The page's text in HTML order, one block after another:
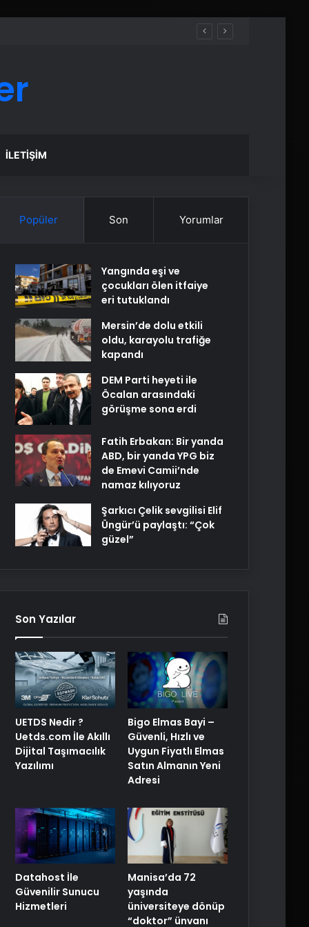
İLETIŞIM
Popüler Son Yorumlar
Yangında eşi ve
çocukları ölen itfaiye
eri tutuklandı
Mersin’de dolu etkili
oldu, karayolu trafiğe
kapandı
DEM Parti heyeti ile
Öcalan arasındaki
görüşme sona erdi
Fatih Erbakan: Bir yanda
ABD, bir yanda YPG biz
de Emevi Camii’nde
namaz kılıyoruz
Şarkıcı Çelik sevgilisi Elif
Üngür’ü paylaştı: “Çok
güzel”
Son Yazılar
UETDS Nedir ?
Uetds.com İle Akıllı
Dijital Taşımacılık
Yazılımı
Bigo Elmas Bayi –
Güvenli, Hızlı ve
Uygun Fiyatlı Elmas
Satın Almanın Yeni
Adresi
Datahost İle
Güvenilir Sunucu
Hizmetleri
Manisa’da 72
yaşında
üniversiteye dönüp
“doktor” ünvanı